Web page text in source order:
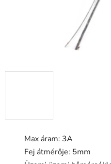
Max áram: 3A
Fej átmérője: 5mm